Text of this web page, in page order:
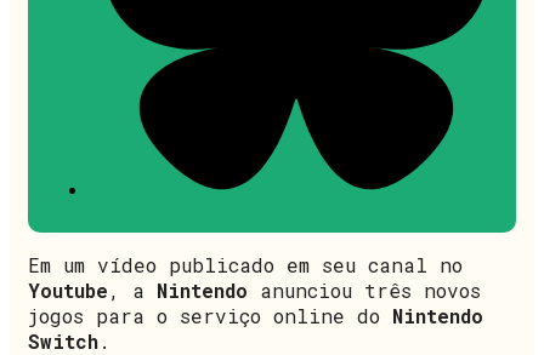
Em um vídeo publicado em seu canal no
Youtube, a Nintendo anunciou três novos
jogos para o serviço online do Nintendo
Switch.